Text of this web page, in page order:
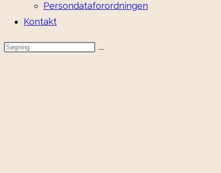
Persondataforordningen
Kontakt